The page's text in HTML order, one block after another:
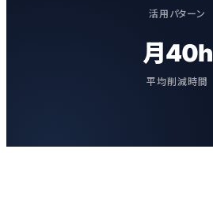
活用パターン
月40h
平均削減時間